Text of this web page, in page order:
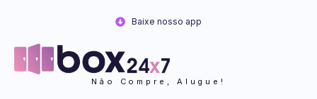
conteúdo
Não Compre, Alugue!
Baixe nosso app